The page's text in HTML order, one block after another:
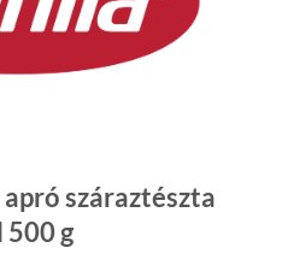
száraztészta
g